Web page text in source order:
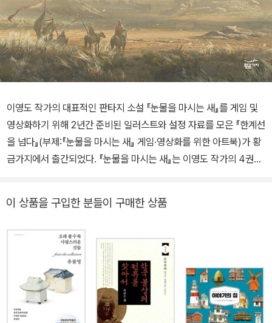
이영도 작가의 대표적인 판타지 소설 『눈물을 마시는 새』를 게임 및
영상화하기 위해 2년간 준비된 일러스트와 설정 자료를 모은 『한계선
을 넘다』(부제:『눈물을 마시는 새』 게임·영상화를 위한 아트북)가 황
금가지에서 출간되었다. 『눈물을 마시는 새』는 이영도 작가의 4권짜
들에게 최고로 꼽히는 작품이다. 현재 대만과 러시아에서 번역 출판
되었으며, 지난 10월 개최된 2022년 프랑크푸르트 도서전에서 핫리
스트에 올라 영미권을 포함하여 독일, 스페인, 네덜란드, 브라질, 폴란
드, 우크라이나 등 전 세계 출판사가 현재 뜨거운 판권 경쟁을 진행중
인 화제작이다. 이번에 출간된 『한계선을 넘다』는 「스타워즈」, 「반지
의 제왕」, 「해리포터」 등 할리우드의 메이저 영화를 전담한 세계적인
컨셉 아티스트 이안 맥케이그를 포함한 17명의 아티스트가 『눈물을
이 상품을 구입한 분들이 구매한 상품